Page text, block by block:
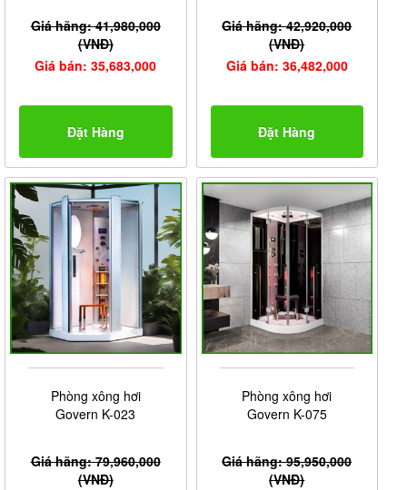
Giá hãng: 41,980,000
(VNĐ)
Giá bán: 35,683,000
Đặt Hàng
Giá hãng: 42,920,000
(VNĐ)
Giá bán: 36,482,000
Đặt Hàng
Phòng xông hơi
Govern K-023
Giá hãng: 79,960,000
(VNĐ)
Phòng xông hơi
Govern K-075
Giá hãng: 95,950,000
(VNĐ)